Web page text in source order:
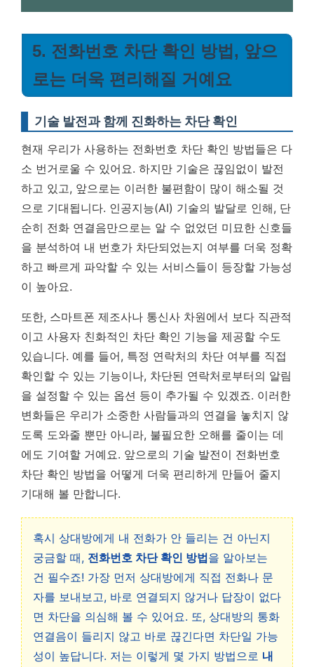
5. 전화번호 차단 확인 방법, 앞으
로는 더욱 편리해질 거예요
기술 발전과 함께 진화하는 차단 확인
현재 우리가 사용하는 전화번호 차단 확인 방법들은 다
소 번거로울 수 있어요. 하지만 기술은 끊임없이 발전
하고 있고, 앞으로는 이러한 불편함이 많이 해소될 것
으로 기대됩니다. 인공지능(AI) 기술의 발달로 인해, 단
순히 전화 연결음만으로는 알 수 없었던 미묘한 신호들
을 분석하여 내 번호가 차단되었는지 여부를 더욱 정확
하고 빠르게 파악할 수 있는 서비스들이 등장할 가능성
이 높아요.
또한, 스마트폰 제조사나 통신사 차원에서 보다 직관적
이고 사용자 친화적인 차단 확인 기능을 제공할 수도
있습니다. 예를 들어, 특정 연락처의 차단 여부를 직접
확인할 수 있는 기능이나, 차단된 연락처로부터의 알림
을 설정할 수 있는 옵션 등이 추가될 수 있겠죠. 이러한
변화들은 우리가 소중한 사람들과의 연결을 놓치지 않
도록 도와줄 뿐만 아니라, 불필요한 오해를 줄이는 데
에도 기여할 거예요. 앞으로의 기술 발전이 전화번호
차단 확인 방법을 어떻게 더욱 편리하게 만들어 줄지
기대해 볼 만합니다.
혹시 상대방에게 내 전화가 안 들리는 건 아닌지
궁금할 때, 전화번호 차단 확인 방법을 알아보는
건 필수죠! 가장 먼저 상대방에게 직접 전화나 문
자를 보내보고, 바로 연결되지 않거나 답장이 없다
면 차단을 의심해 볼 수 있어요. 또, 상대방의 통화
연결음이 들리지 않고 바로 끊긴다면 차단일 가능
성이 높답니다. 저는 이렇게 몇 가지 방법으로 내